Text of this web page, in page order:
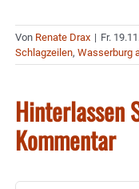
Von Renate Drax | Fr.
Schlagzeilen, Wasserburg
Hinterlassen
Kommentar